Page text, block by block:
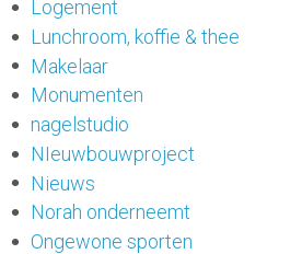
Logement
Lunchroom, koffie & thee
Makelaar
Monumenten
nagelstudio
NIeuwbouwproject
Nieuws
Norah onderneemt
Ongewone sporten